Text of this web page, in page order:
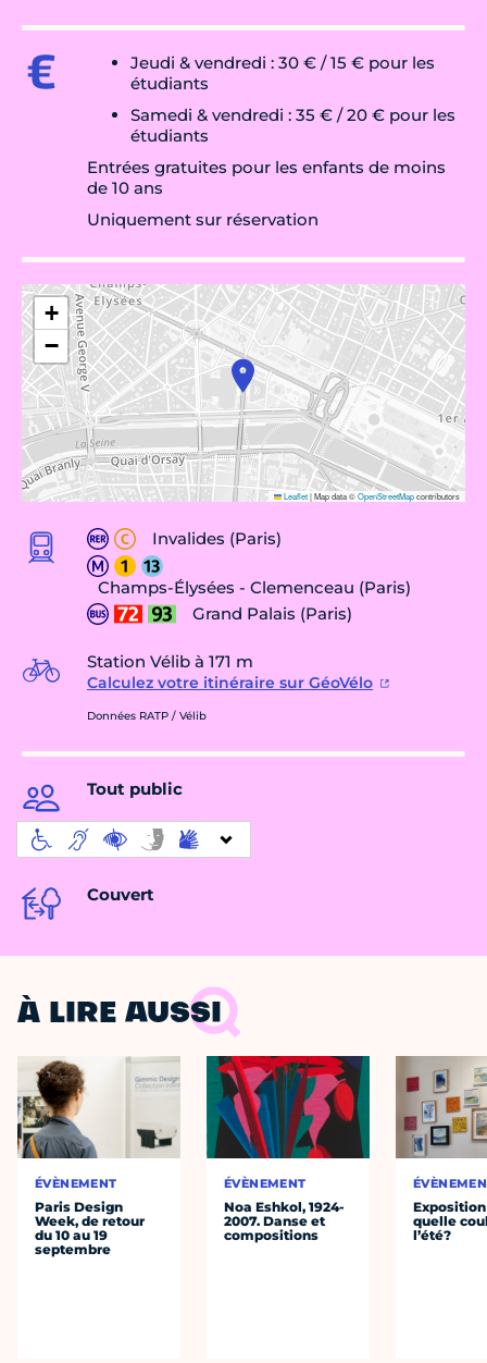
Jeudi & vendredi : 30 € / 15 € pour les
étudiants
Samedi & vendredi : 35 € / 20 € pour les
étudiants
Entrées gratuites pour les enfants de moins
de 10 ans
Uniquement sur réservation
+
−
Leaflet|Map data ©OpenStreetMapcontributors
Invalides (Paris)
Champs-Élysées - Clemenceau (Paris)
Grand Palais (Paris)
Station Vélib à 171 m
Calculez votre itinéraire sur GéoVélo
Données RATP / Vélib
Tout public
Couvert
À LIRE AUSSI
ÉVÈNEMENT
Paris Design
Week, de retour
du 10 au 19
septembre
ÉVÈNEMENT
Noa Eshkol, 1924-
2007. Danse et
compositions
Exposition
quelle
l’été?